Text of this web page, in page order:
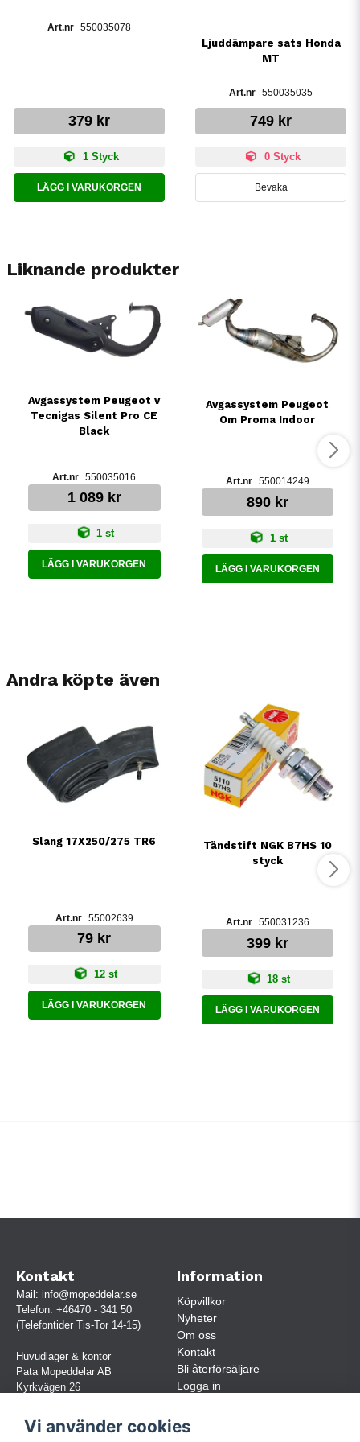
550035078
379 kr
1 Styck
LÄGG I VARUKORGEN
Ljuddämpare sats Honda
MT
550035035
749 kr
0 Styck
Bevaka
Liknande produkter
Avgassystem Peugeot v
Tecnigas Silent Pro CE
Black
550035016
1 089 kr
1 st
LÄGG I VARUKORGEN
Avgassystem Peugeot
Om Proma Indoor
550014249
890 kr
1 st
LÄGG I VARUKORGEN
Andra köpte även
Slang 17X250/275 TR6
55002639
79 kr
12 st
LÄGG I VARUKORGEN
Tändstift NGK B7HS 10
styck
550031236
399 kr
18 st
LÄGG I VARUKORGEN
Kontakt
Mail: info@mopeddelar.se
Telefon: +46470 - 341 50
(Telefontider Tis-Tor 14-15)
Huvudlager & kontor
Pata Mopeddelar AB
Kyrkvägen 26
(OBS. Endast förbokade besök)
Information
Köpvillkor
Nyheter
Om oss
Kontakt
Bli återförsäljare
Logga in
Vi använder cookies